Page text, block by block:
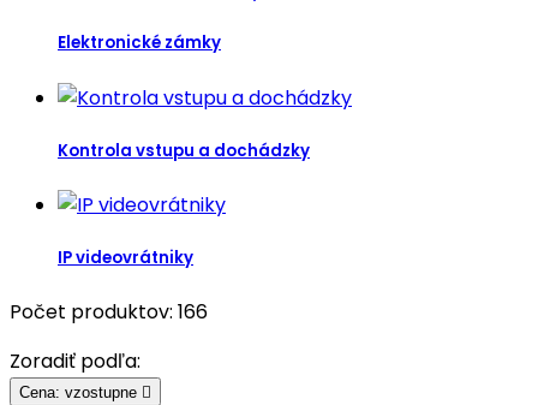
Elektronické zámky
Kontrola vstupu a dochádzky
IP videovrátniky
Počet produktov: 166
Zoradiť podľa:
Cena: vzostupne 